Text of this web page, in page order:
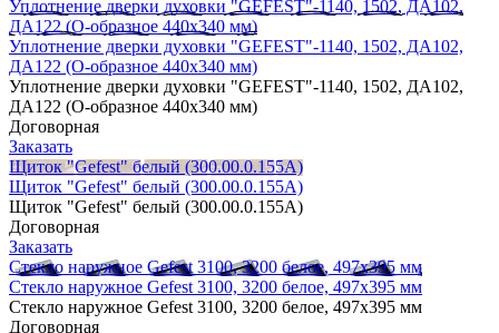
Уплотнение дверки духовки "GEFEST"-1140, 1502, ДА102,
ДА122 (О-образное 440х340 мм)
Уплотнение дверки духовки "GEFEST"-1140, 1502, ДА102,
ДА122 (О-образное 440х340 мм)
Уплотнение дверки духовки "GEFEST"-1140, 1502, ДА102,
ДА122 (О-образное 440х340 мм)
Договорная
Заказать
Щиток "Gefest" белый (300.00.0.155А)
Щиток "Gefest" белый (300.00.0.155А)
Щиток "Gefest" белый (300.00.0.155А)
Договорная
Заказать
Стекло наружное Gefest 3100, 3200 белое, 497х395 мм
Стекло наружное Gefest 3100, 3200 белое, 497х395 мм
Стекло наружное Gefest 3100, 3200 белое, 497х395 мм
Договорная